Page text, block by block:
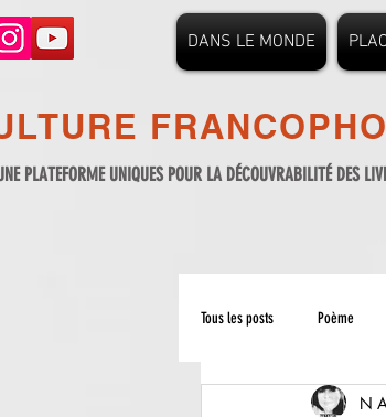
DANS LE MONDE
PLATEFORME UNIQUES POUR LA DÉCOUVRABILITÉ DES
Tous les posts Poème
N